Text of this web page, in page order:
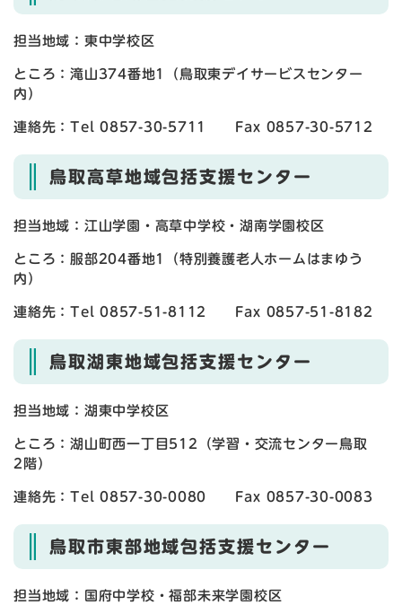
担当地域：東中学校区
ところ：滝山374番地1（鳥取東デイサービスセンター
内）
連絡先：Tel 0857-30-5711 Fax 0857-30-5712
鳥取高草地域包括支援センター
担当地域：江山学園・高草中学校・湖南学園校区
ところ：服部204番地1（特別養護老人ホームはまゆう
内）
連絡先：Tel 0857-51-8112 Fax 0857-51-8182
鳥取湖東地域包括支援センター
担当地域：湖東中学校区
ところ：湖山町西一丁目512（学習・交流センター鳥取
2階）
連絡先：Tel 0857-30-0080 Fax 0857-30-0083
鳥取市東部地域包括支援センター
担当地域：国府中学校・福部未来学園校区